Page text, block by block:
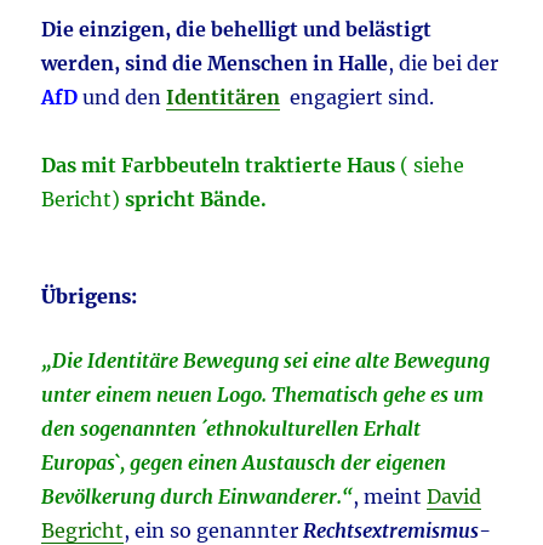
Die einzigen, die behelligt und belästigt
werden, sind die Menschen in Halle, die bei der
AfD und denIdentitären engagiert sind.
Das mit Farbbeuteln traktierte Haus ( siehe
Bericht) spricht Bände.
Übrigens:
„Die Identitäre Bewegung sei eine alte Bewegung
unter einem neuen Logo. Thematisch gehe es um
den sogenannten ´ethnokulturellen Erhalt
Europas`, gegen einen Austausch der eigenen
Bevölkerung durch Einwanderer.“, meintDavid
Begricht, ein so genannterRechtsextremismus-